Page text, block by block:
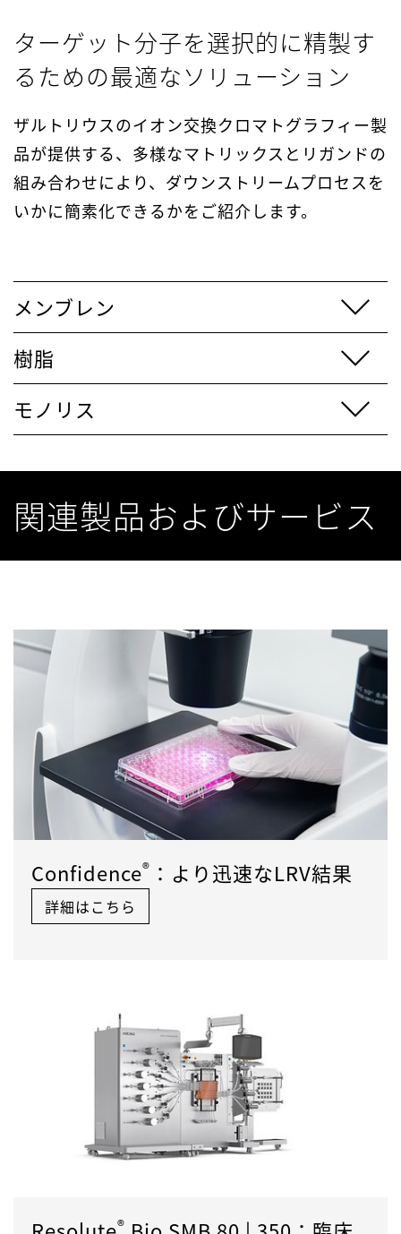
ターゲット分子を選択的に精製す
るための最適なソリューション
ザルトリウスのイオン交換クロマトグラフィー製
品が提供する、多様なマトリックスとリガンドの
組み合わせにより、ダウンストリームプロセスを
いかに簡素化できるかをご紹介します。
メンブレン
樹脂
モノリス
関連製品およびサービス
Confidence® ：より迅速なLRV結果
詳細はこちら
®